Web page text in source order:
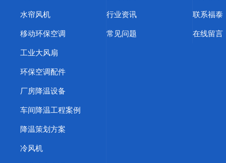
水帘风机
移动环保空调
工业大风扇
环保空调配件
厂房降温设备
车间降温工程案例
降温策划方案
冷风机
行业资讯
常见问题
联系福泰
在线留言